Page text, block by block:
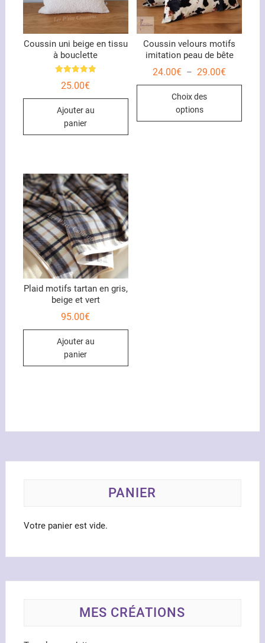
Coussin uni beige en tissu
à bouclette
Note
5.00
25.00€
Ajouter au
panier
Coussin velours motifs
imitation peau de bête
24.00€ – 29.00€Plage
Choix des
options
Ce
Plaid motifs tartan en gris,
beige et vert
95.00€
Ajouter au
panier
PANIER
Votre panier est vide.
MES CRÉATIONS